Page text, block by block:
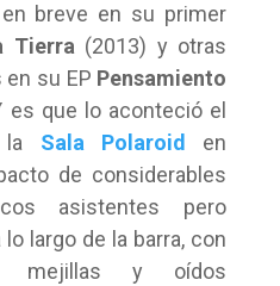
breve en su primer
Tierra (2013) y otras
su EP Pensamiento
que lo aconteció el
la Sala Polaroid
en
de considerables
asistentes pero
largo de la barra, con
mejillas y oídos